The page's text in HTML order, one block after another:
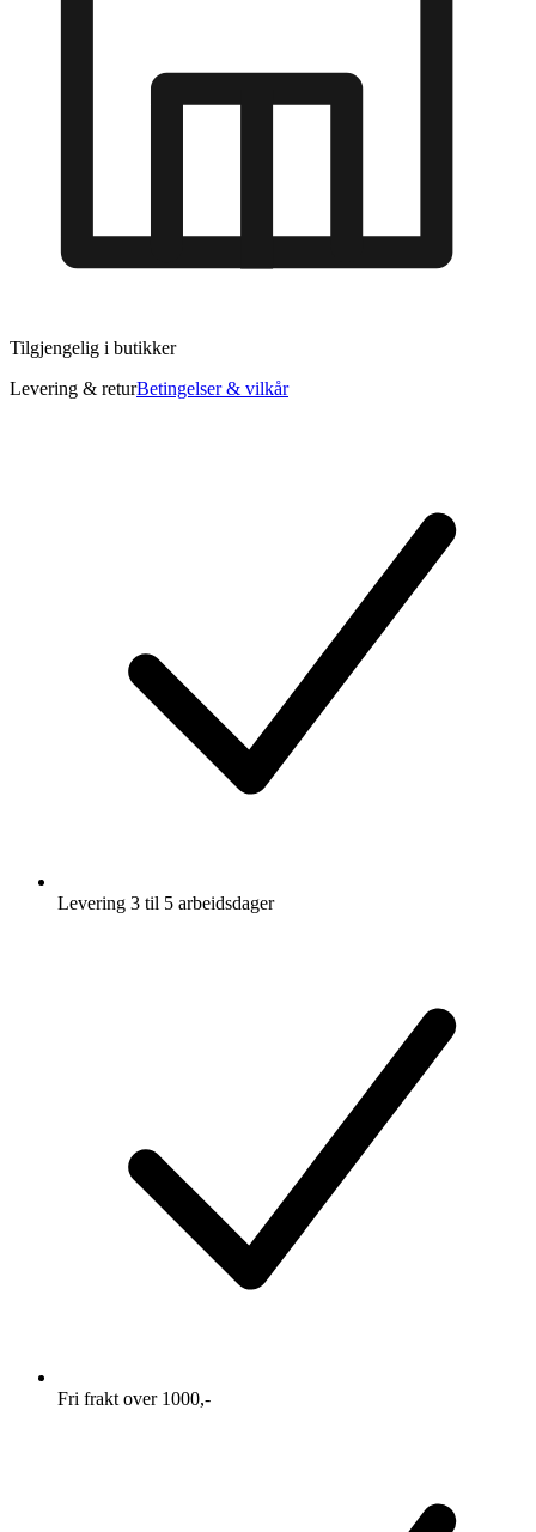
Tilgjengelig i butikker
Levering & returBetingelser & vilkår
Levering 3 til 5 arbeidsdager
Fri frakt over 1000,-